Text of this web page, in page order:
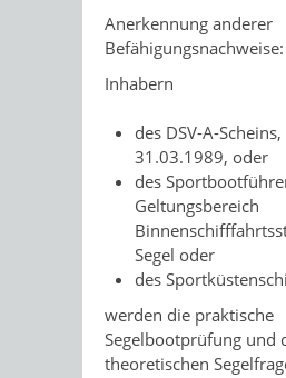
Anerkennung anderer
Befähigungsnachweise:
Inhabern
des DSV-A-
31.03.1989, oder
des
Geltungsbereich
Segel oder
des
werden die praktische
Segelbootprüfung und
theoretischen